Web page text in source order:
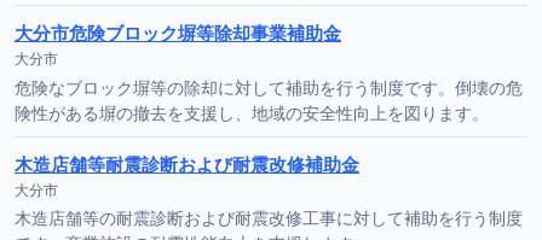
大分市危険ブロック塀等除却事業補助金
大分市
危険なブロック塀等の除却に対して補助を行う制度です。倒壊の危
険性がある塀の撤去を支援し、地域の安全性向上を図ります。
木造店舗等耐震診断および耐震改修補助金
大分市
木造店舗等の耐震診断および耐震改修工事に対して補助を行う制度